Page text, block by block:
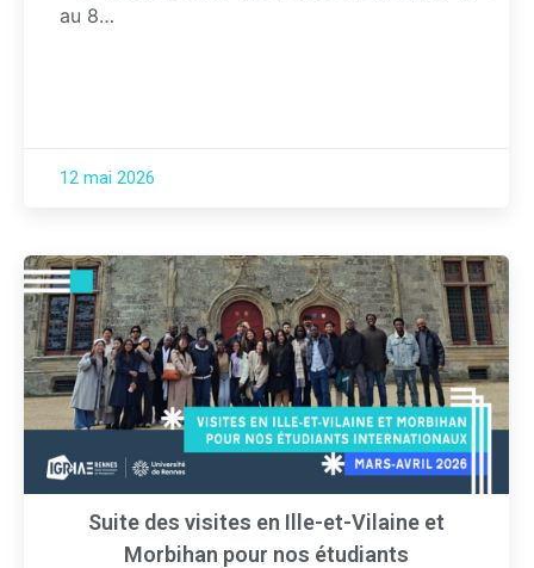
au 8…
12 mai 2026
Suite des visites en Ille-et-Vilaine et
Morbihan pour nos étudiants